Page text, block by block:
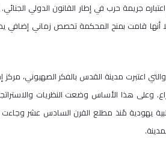
جريمة حرب في إطار القانون الدولي
اعتبرت مدينة القدس بالفكر الصهيوني،
وعلى هذا الأساس وضعت النظريات
يهودية مُنذ مطلع القرن السادس عشر وجاءت